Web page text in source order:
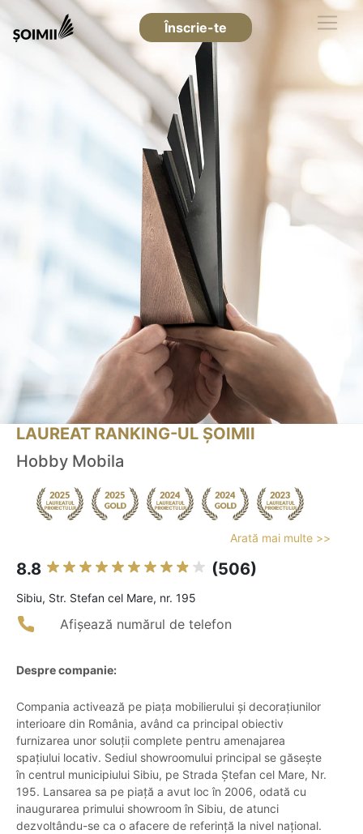
Înscrie-te
LAUREAT RANKING-UL ȘOIMII
Hobby Mobila
Arată mai multe >>
8.8 (506)
Sibiu, Str. Stefan cel Mare, nr. 195
Afișează numărul de telefon
Despre companie:
Compania activează pe piața mobilierului și decorațiunilor
interioare din România, având ca principal obiectiv
furnizarea unor soluții complete pentru amenajarea
spațiului locativ. Sediul showroomului principal se găsește
în centrul municipiului Sibiu, pe Strada Ștefan cel Mare, Nr.
195. Lansarea sa pe piață a avut loc în 2006, odată cu
inaugurarea primului showroom în Sibiu, de atunci
dezvoltându-se ca o afacere de referință la nivel național.